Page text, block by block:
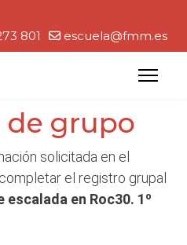
801 escuela@fmm.es
de grupo
solicitada en el
el registro grupal
escalada en Roc30. 1º